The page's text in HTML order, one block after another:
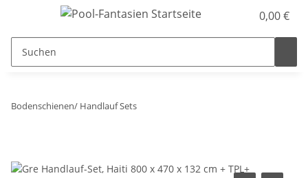
0,00 €
Bodenschienen/ Handlauf Sets